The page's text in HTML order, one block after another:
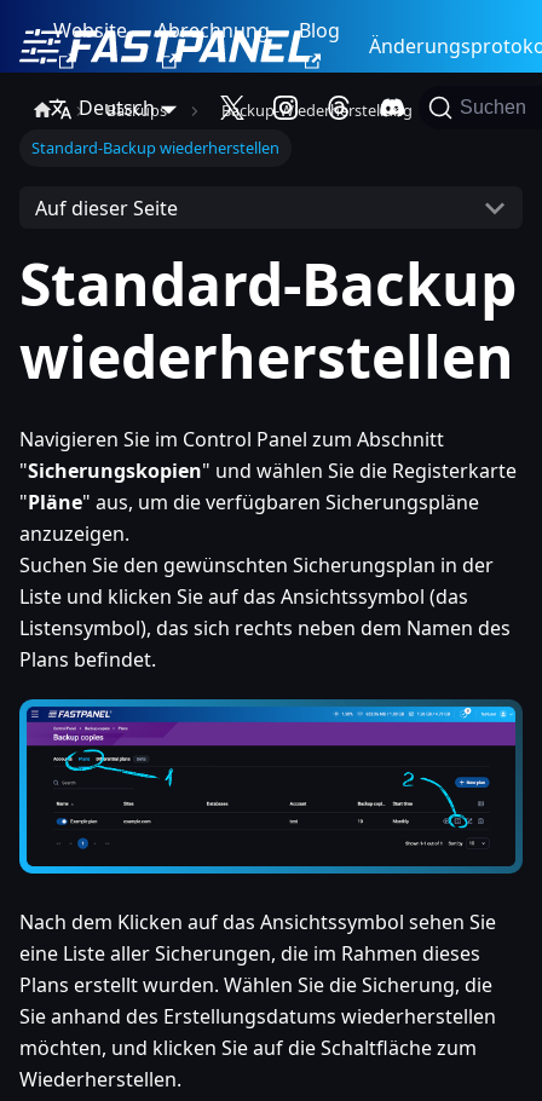
Website Abrechnung Blog
Deutsch Suchen
Backups
Backup-Wiederherstellung
Standard-Backup wiederherstellen
Auf dieser Seite
Standard-Backup
wiederherstellen
Navigieren Sie im Control Panel zum Abschnitt
"Sicherungskopien" und wählen Sie die Registerkarte
"Pläne" aus, um die verfügbaren Sicherungspläne
anzuzeigen.
Suchen Sie den gewünschten Sicherungsplan in der
Liste und klicken Sie auf das Ansichtssymbol (das
Listensymbol), das sich rechts neben dem Namen des
Plans befindet.
Nach dem Klicken auf das Ansichtssymbol sehen Sie
eine Liste aller Sicherungen, die im Rahmen dieses
Plans erstellt wurden. Wählen Sie die Sicherung, die
Sie anhand des Erstellungsdatums wiederherstellen
möchten, und klicken Sie auf die Schaltfläche zum
Wiederherstellen.